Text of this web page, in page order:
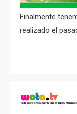
Finalmente
realizado el